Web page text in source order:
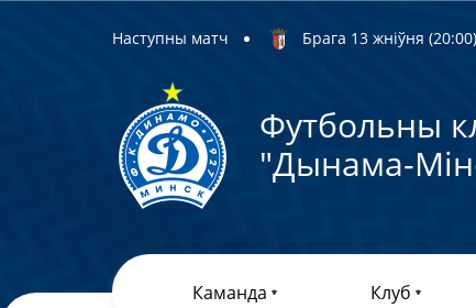
Наступны матч Брага 13 жніўня
Футбольны
"Дынама-
Каманда Клуб